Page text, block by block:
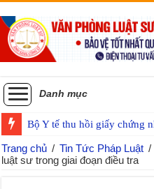
Danh mục
Bộ Y tế thu hồi giấy chứng
Trang chủ / Tin Tức Pháp Luật /
luật sư trong giai đoạn điều tra